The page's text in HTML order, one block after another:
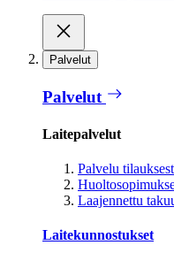
Palvelut
Palvelut
Laitepalvelut
Palvelu
Laajennettu
Laitekunnostukset